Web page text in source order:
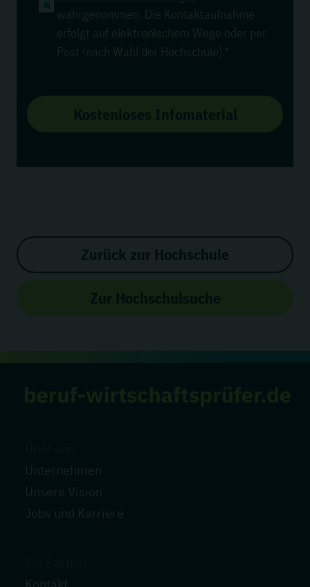
wahrgenommen. Die Kontaktaufnahme
erfolgt auf elektronischem Wege oder per
Post (nach Wahl der Hochschule).*
Zurück zur Hochschule
Unternehmen
Unsere Vision
Jobs und Karriere